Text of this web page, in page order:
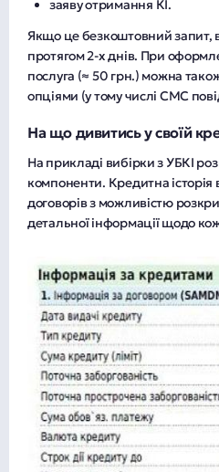
заяву отримання КІ.
Якщо це безкоштовний запит,
протягом 2-х днів. При
послуга (≈ 50 грн.) можна
опціями (у тому числі СМС
На що дивитись у своїй
На прикладі вибірки з УБКІ
компоненти. Кредитна історія
договорів з можливістю
детальної інформації щодо